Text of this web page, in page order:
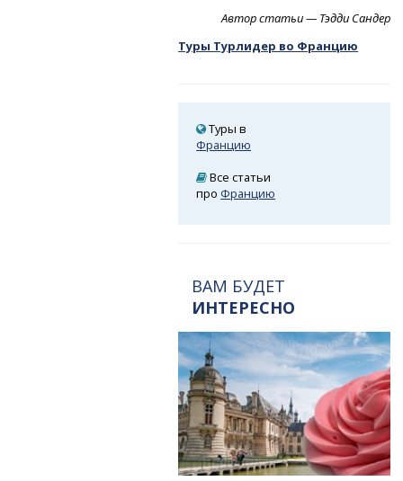
Автор статьи — Тэдди Сандер
Туры Турлидер во Францию
Туры в
Францию
Все статьи
про Францию
ВАМ БУДЕТ
ИНТЕРЕСНО